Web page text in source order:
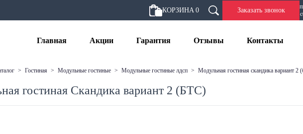
КОРЗИНА 0 Заказать звонок
Главная Акции Гарантия Отзывы Контакты
> гостиная > модульные гостиные > модульные гостиные лдсп > модульная гостиная скандика вариант 2
гостиная Скандика вариант 2 (БТС)